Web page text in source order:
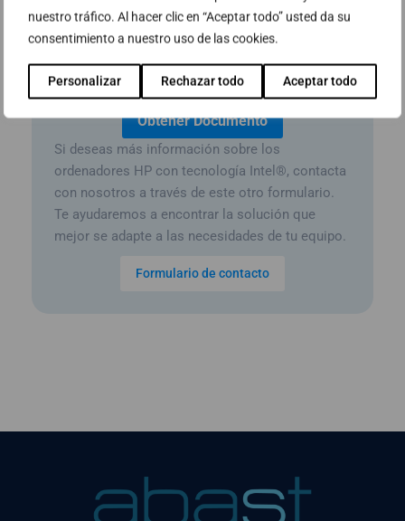
nuestro tráfico. Al hacer clic en “Aceptar todo” usted da su
consentimiento a nuestro uso de las cookies.
Personalizar Rechazar todo Aceptar todo
Acepto recibir comunicaciones
Si deseas más información sobre los
ordenadores HP con tecnología Intel®, contacta
con nosotros a través de este otro formulario.
Te ayudaremos a encontrar la solución que
mejor se adapte a las necesidades de tu equipo.
Formulario de contacto